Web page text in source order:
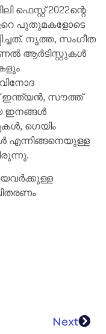
2022ന്റെ
പുതുമകളോടെ
നൃത്ത, സംഗീത
ആര്‍ടിസ്റ്റുകള്‍
ഇന്ത്യന്‍, സൗത്ത്
ഇനങ്ങള്‍
ഗെയിം
എന്നിങ്ങനെയുള്ള
Next